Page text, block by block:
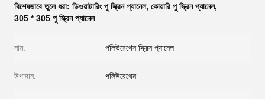
বিশেষভাবে তুলে ধরা: ডিওয়াটারিং পু স্ক্রিন প্যানেল, কোয়ারি পু স্ক্রিন প্যানেল,
305 * 305 পু স্ক্রিন প্যানেল
নাম: পলিউরেথেন স্ক্রিন প্যানেল
উপাদান: পলিউরেথেন